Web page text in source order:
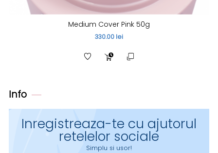
Medium Cover Pink 50g
330.00 lei
Info
Inregistreaza-te cu ajutorul
retelelor sociale
Simplu si usor!